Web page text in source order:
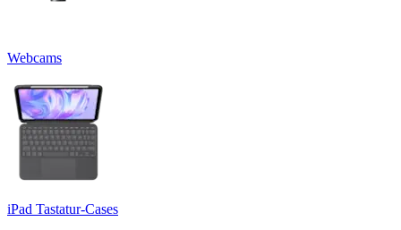
Webcams
iPad Tastatur-Cases